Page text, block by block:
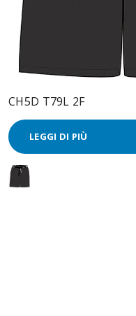
CH5D T79L 2F
LEGGI DI PIÙ